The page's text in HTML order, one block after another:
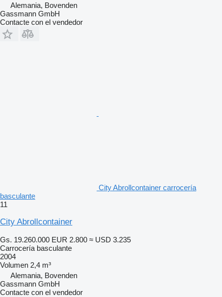
Alemania, Bovenden
Gassmann GmbH
Contacte con el vendedor
City Abrollcontainer carrocería
basculante
11
City Abrollcontainer
Gs. 19.260.000 EUR 2.800 ≈ USD 3.235
Carrocería basculante
2004
Volumen 2,4 m³
Alemania, Bovenden
Gassmann GmbH
Contacte con el vendedor